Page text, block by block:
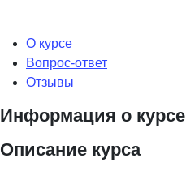
О курсе
Вопрос-ответ
Отзывы
Информация о курсе
Описание курса